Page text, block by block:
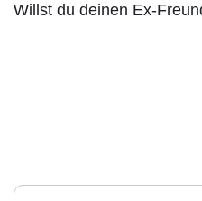
Willst du deinen Ex-